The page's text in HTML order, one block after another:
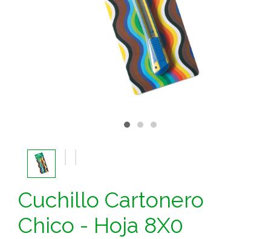
Cuchillo Cartonero
Chico - Hoja 8X0